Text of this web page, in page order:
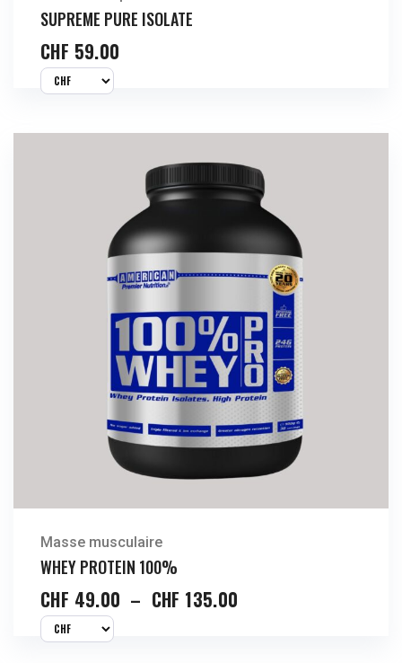
SUPREME PURE ISOLATE
CHF 59.00
Masse musculaire
WHEY PROTEIN 100%
CHF 49.00 – CHF 135.00